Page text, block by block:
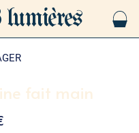
lumières
fait main